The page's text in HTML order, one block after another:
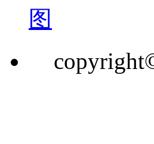
图